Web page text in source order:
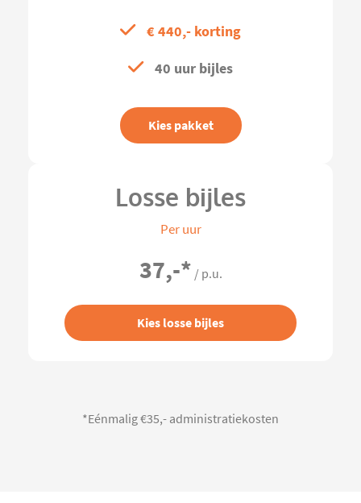
€ 440,- korting
40 uur bijles
Kies pakket
Losse bijles
Per uur
37,-* / p.u.
Kies losse bijles
*Eénmalig €35,- administratiekosten